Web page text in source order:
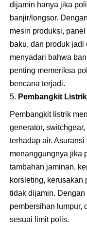
dijamin hanya jika
banjir/longsor.
mesin produksi,
baku, dan produk
menyadari bahwa
penting memeriksa
bencana terjadi.
Pembangkit
Pembangkit listrik
generator,
terhadap air.
menanggungnya jika
tambahan jaminan,
korsleting,
tidak dijamin.
pembersihan lumpur,
sesuai limit polis.